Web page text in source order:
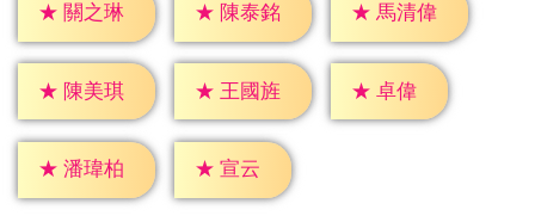
★ 關之琳 ★ 陳泰銘 ★ 馬清偉
★ 陳美琪 ★ 王國旌 ★ 卓偉
★ 潘瑋柏 ★ 宣云